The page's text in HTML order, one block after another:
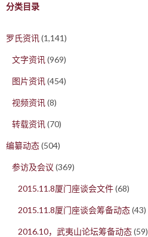
分类目录
罗氏资讯(1,141)
文字资讯(969)
图片资讯(454)
视频资讯(8)
转载资讯(70)
编纂动态(504)
参访及会议 (369)
2015.11.8厦门座谈会文件(68)
2015.11.8厦门座谈会筹备动态(43)
2016.10，武夷山论坛筹备动态(59)